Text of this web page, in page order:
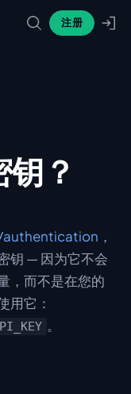
注册
？
，
钥 — 因为它不会
，而不是在您的
用它：
。